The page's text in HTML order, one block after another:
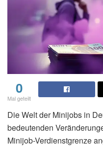
0
Mal geteilt
Die Welt der Minijobs in
bedeutenden
Minijob-Verdienstgrenze